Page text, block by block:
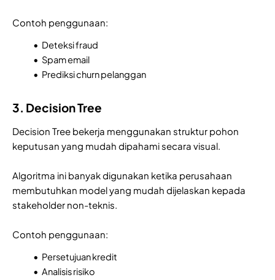
Contoh penggunaan:
Deteksi fraud
Spam email
Prediksi churn pelanggan
3. Decision Tree
Decision Tree bekerja menggunakan struktur pohon
keputusan yang mudah dipahami secara visual.
Algoritma ini banyak digunakan ketika perusahaan
membutuhkan model yang mudah dijelaskan kepada
stakeholder non-teknis.
Contoh penggunaan:
Persetujuan kredit
Analisis risiko